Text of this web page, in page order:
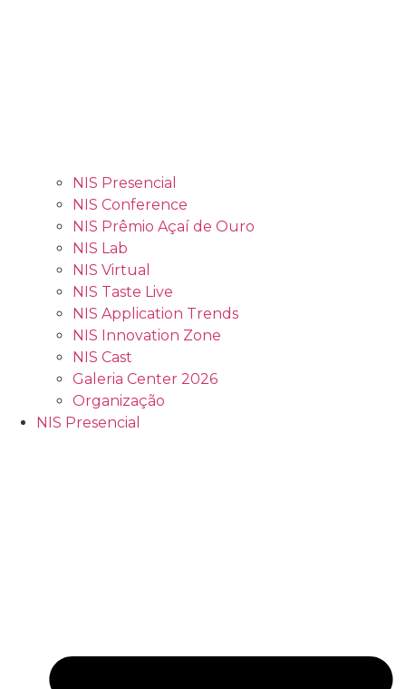
NIS Presencial
NIS Conference
NIS Prêmio Açaí de Ouro
NIS Lab
NIS Virtual
NIS Taste Live
NIS Application Trends
NIS Innovation Zone
NIS Cast
Galeria Center 2026
Organização
NIS Presencial